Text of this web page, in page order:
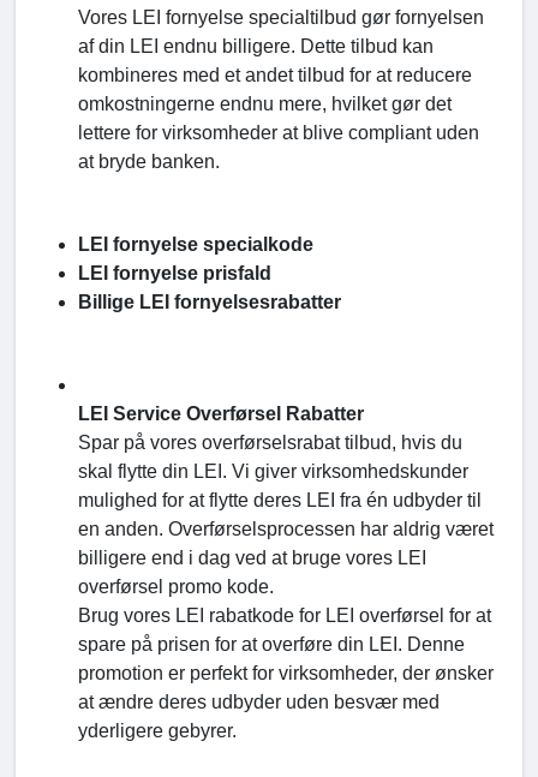
Vores LEI fornyelse specialtilbud gør fornyelsen
af din LEI endnu billigere. Dette tilbud kan
kombineres med et andet tilbud for at reducere
omkostningerne endnu mere, hvilket gør det
lettere for virksomheder at blive compliant uden
at bryde banken.
LEI fornyelse specialkode
LEI fornyelse prisfald
Billige LEI fornyelsesrabatter
LEI Service Overførsel Rabatter
Spar på vores overførselsrabat tilbud, hvis du
skal flytte din LEI. Vi giver virksomhedskunder
mulighed for at flytte deres LEI fra én udbyder til
en anden. Overførselsprocessen har aldrig været
billigere end i dag ved at bruge vores LEI
overførsel promo kode.
Brug vores LEI rabatkode for LEI overførsel for at
spare på prisen for at overføre din LEI. Denne
promotion er perfekt for virksomheder, der ønsker
at ændre deres udbyder uden besvær med
yderligere gebyrer.